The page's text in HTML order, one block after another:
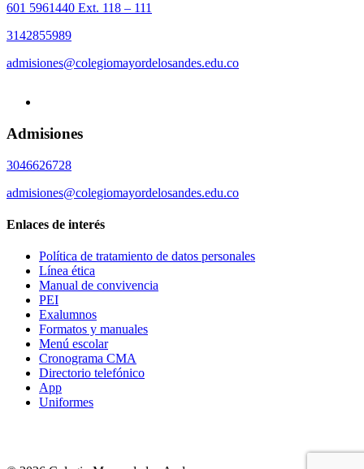
601 5961440 Ext. 118 – 111
3142855989
admisiones@colegiomayordelosandes.edu.co
Admisiones
3046626728
admisiones@colegiomayordelosandes.edu.co
Enlaces de interés
Política de tratamiento de datos personales
Línea ética
Manual de convivencia
PEI
Exalumnos
Formatos y manuales
Menú escolar
Cronograma CMA
Directorio telefónico
App
Uniformes